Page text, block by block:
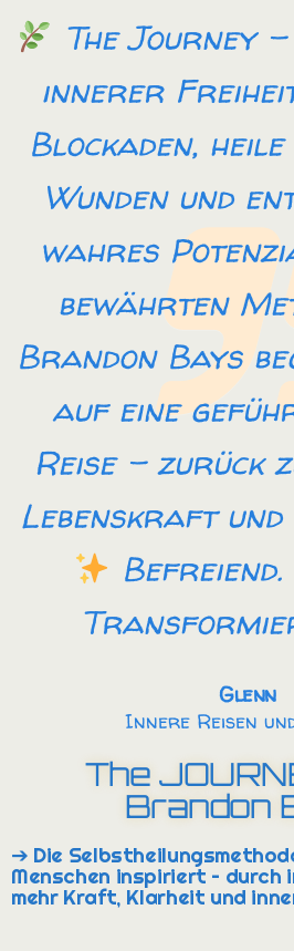
The Journey
innerer
Blockaden,
Wunden und
wahres
bewährten
Brandon Bays
auf eine
Reise – zurück
Lebenskraft und
Befreiend.
Glenn
Innere Reisen
The
Brandon
➔ Die
Menschen inspiriert – durch
mehr Kraft, Klarheit und